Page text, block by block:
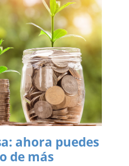
ahora puedes
de más